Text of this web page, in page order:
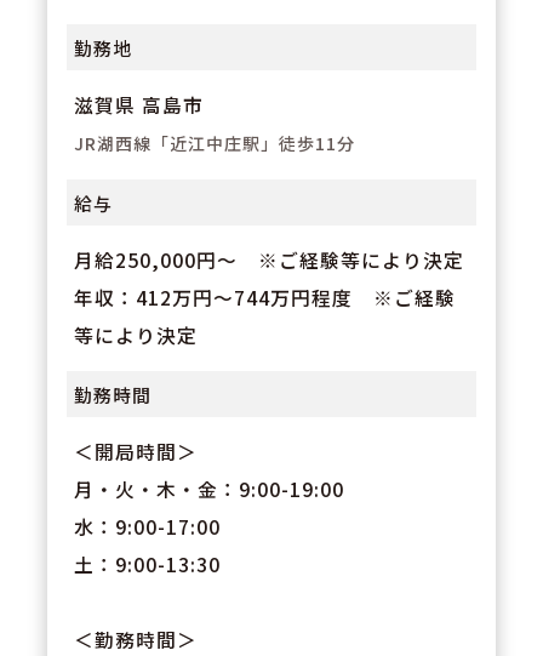
勤務地
滋賀県 高島市
JR湖西線「近江中庄駅」徒歩11分
給与
月給250,000円～ ※ご経験等により決定
年収：412万円～744万円程度 ※ご経験
等により決定
勤務時間
＜開局時間＞
月・火・木・金：9:00-19:00
水：9:00-17:00
土：9:00-13:30
＜勤務時間＞